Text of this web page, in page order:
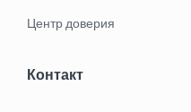
Центр доверия
Контакт